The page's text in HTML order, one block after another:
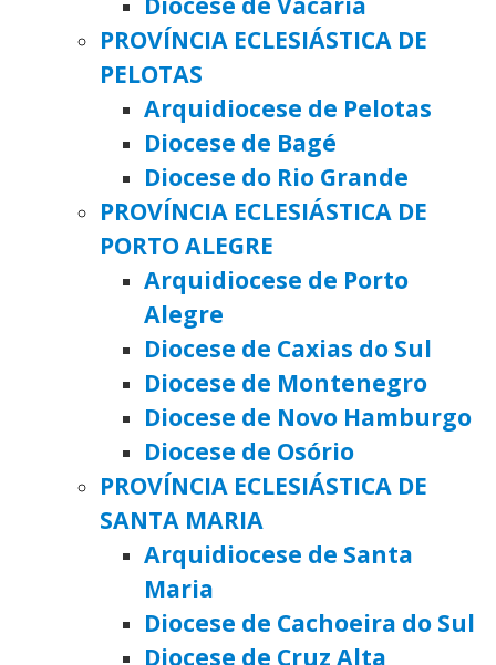
PROVÍNCIA ECLESIÁSTICA DE
PELOTAS
Arquidiocese de Pelotas
Diocese de Bagé
Diocese do Rio Grande
PROVÍNCIA ECLESIÁSTICA DE
PORTO ALEGRE
Arquidiocese de Porto
Alegre
Diocese de Caxias do Sul
Diocese de Montenegro
Diocese de Novo Hamburgo
Diocese de Osório
PROVÍNCIA ECLESIÁSTICA DE
SANTA MARIA
Arquidiocese de Santa
Maria
Diocese de Cachoeira do Sul
Diocese de Cruz Alta